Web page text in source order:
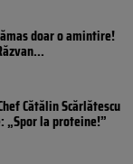
doar o amintire!
Cătălin Scărlătescu
la proteine!”